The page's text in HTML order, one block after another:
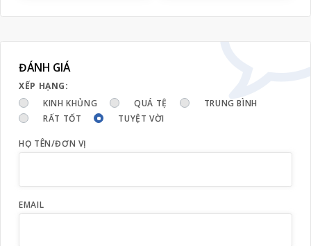
ĐÁNH GIÁ
XẾP HẠNG:
KINH KHỦNG
QUÁ TỆ
TRUNG BÌNH
RẤT TỐT
TUYỆT VỜI
HỌ TÊN/ĐƠN VỊ
EMAIL